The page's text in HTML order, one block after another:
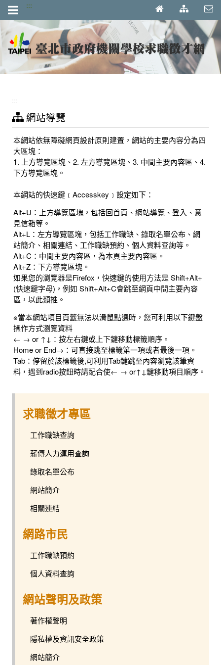
跳到主要內容區塊
:::
網站導覽
本網站依無障礙網頁設計原則建置，網站的主要內容分為四
大區塊：
1. 上方導覽區塊、2. 左方導覽區塊、3. 中間主要內容區、4.
下方導覽區塊。
本網站的快速鍵﹝Accesskey﹞設定如下：
Alt+U：上方導覽區塊，包括回首頁、網站導覽、登入、意
見信箱等。
Alt+L：左方導覽區塊，包括工作職缺、錄取名單公布、網
站簡介、相關連結、工作職缺預約、個人資料查詢等。
Alt+C：中間主要內容區，為本頁主要內容區。
Alt+Z：下方導覽區塊。
如果您的瀏覽器是Firefox，快速鍵的使用方法是 Shift+Alt+
(快速鍵字母)，例如 Shift+Alt+C會跳至網頁中間主要內容
區，以此類推。
※當本網站項目頁籤無法以滑鼠點選時，您可利用以下鍵盤
操作方式瀏覽資料
← → or ↑↓：按左右鍵或上下鍵移動標籤順序。
Home or End→：可直接跳至標籤第一項或者最後一項。
Tab：停留於該標籤後,可利用Tab鍵跳至內容瀏覽該筆資
料，遇到radio按鈕時請配合使← → or↑↓鍵移動項目順序。
求職徵才專區
工作職缺查詢
薪傳人力運用查詢
錄取名單公布
網站簡介
相關連結
網路市民
工作職缺預約
個人資料查詢
網站聲明及政策
著作權聲明
隱私權及資訊安全政策
網站簡介